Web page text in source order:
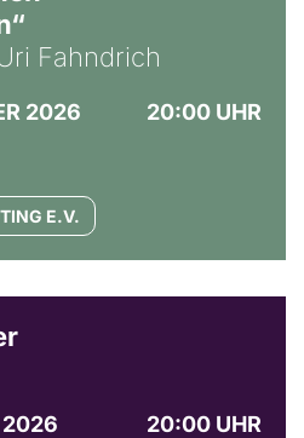
Fahndrich
2026
20:00 UHR
E.V.
2026
20:00 UHR